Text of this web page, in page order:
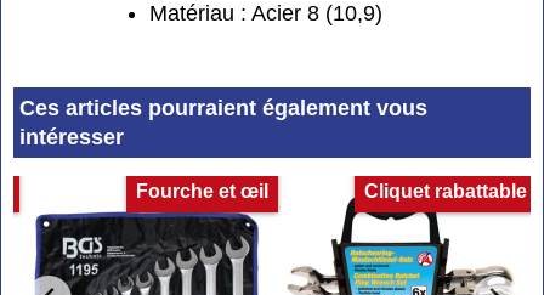
Matériau : Acier 8 (10,9)
Ces articles pourraient également vous
intéresser
Fourche et œil Cliquet rabattable